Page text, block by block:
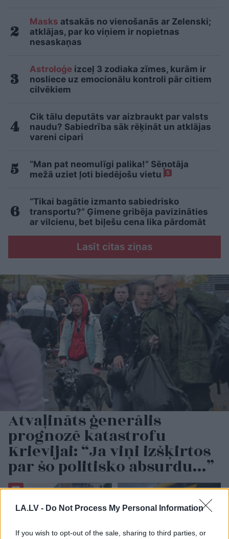
LA.LV - Do Not Process My Personal Information
If you wish to opt-out of the sale, sharing to third parties, or
Masks atsakās no vienošanās ar Zelenski;
atklājas, par ko viņiem ir nopietnas
nesaskaņas
Astroloģe izceļ 3 zodiaka zīmes, kurām ir
nosliece uz emocionālu kontroli pār citiem
cilvēkiem
Cik tālu deputāts var aizbraukt par valsts
naudu? Sabiedrība sāk rēķināt un atklājas
vareni cipari
“Man pat neomulīgi palika!” Sēņotāja
mežā uziet ļoti biedējošu vietu
5
“Tikai bagātie izmanto sabiedrisko
transportu?” Ģimene gribēja pavizināties
ar vilcienu, bet biļešu cena lika pārdomāt
Lasīt citas ziņas
Atvaļināts ģenerālis
prognozē katastrofu
Krievijai: “Ja viņi izšķirtos
par šo politisko absurdu…”